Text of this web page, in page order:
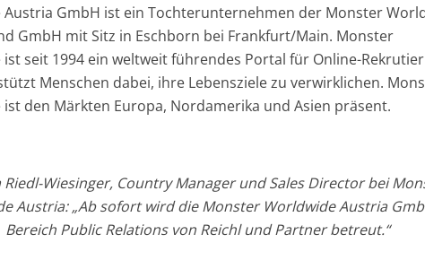
GmbH ist ein Tochterunternehmen der Monster
GmbH mit Sitz in Eschborn bei Frankfurt/Main. Monster
seit 1994 ein weltweit führendes Portal für Online-
Menschen dabei, ihre Lebensziele zu verwirklichen.
den Märkten Europa, Nordamerika und Asien präsent.
Riedl-Wiesinger, Country Manager und Sales Director bei
Austria: „Ab sofort wird die Monster Worldwide Austria
Bereich Public Relations von Reichl und Partner betreut.“